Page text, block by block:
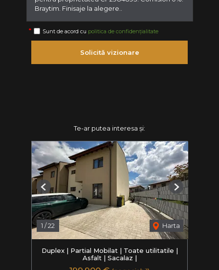
Sunt de acord cu politica de confidențialitate
Solicită vizionare
Te-ar putea interesa și:
1 /22 Harta
Previous Next
Duplex | Partial Mobilat | Toate utilitatile |
Asfalt | Sacalaz |